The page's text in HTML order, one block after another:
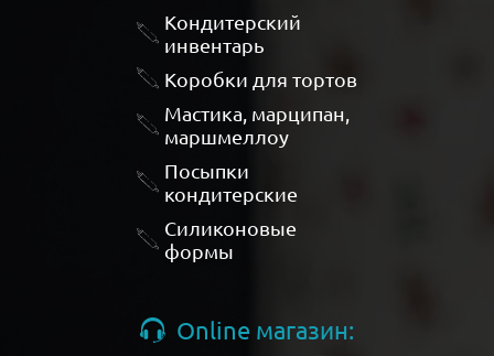
Кондитерский
инвентарь
Коробки для тортов
Мастика, марципан,
маршмеллоу
Посыпки
кондитерские
Силиконовые
формы
Online магазин: